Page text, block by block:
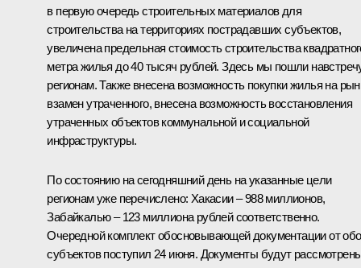
в первую очередь строительных материалов для
строительства на территориях пострадавших субъектов,
увеличена предельная стоимость строительства
метра жилья до 40 тысяч рублей. Здесь мы пошли
регионам. Также внесена возможность покупки жилья на
взамен утраченного, внесена возможность восстановления
утраченных объектов коммунальной и социальной
инфраструктуры.
По состоянию на сегодняшний день на указанные цели
регионам уже перечислено: Хакасии – 988 миллионов,
Забайкалью – 123 миллиона рублей соответственно.
Очередной комплект обосновывающей документации от
субъектов поступил 24 июня. Документы будут